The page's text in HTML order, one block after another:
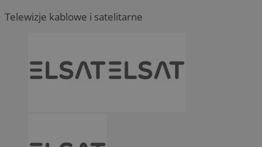
Telewizje kablowe i satelitarne